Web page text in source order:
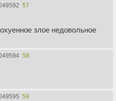
57
злое недовольное
58
59